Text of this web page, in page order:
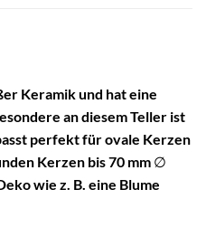
Keramik und hat eine
an diesem Teller ist
perfekt für ovale Kerzen
Kerzen bis 70 mm ∅
wie z. B. eine Blume